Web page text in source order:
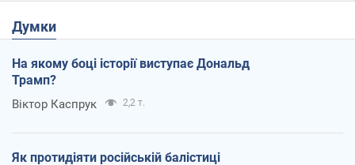
Думки
На якому боці історії виступає Дональд
Трамп?
Віктор Каспрук 2,2 т.
Як протидіяти російській балістиці